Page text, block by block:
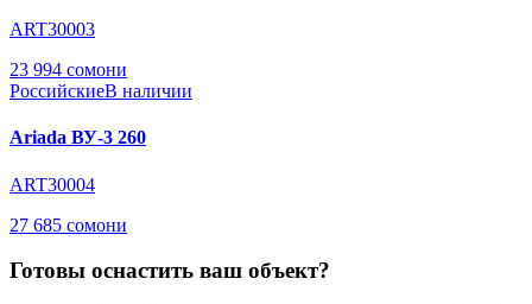
ART30003
23 994 сомони
РоссийскиеВ наличии
Ariada ВУ-3 260
ART30004
27 685 сомони
Готовы оснастить ваш объект?